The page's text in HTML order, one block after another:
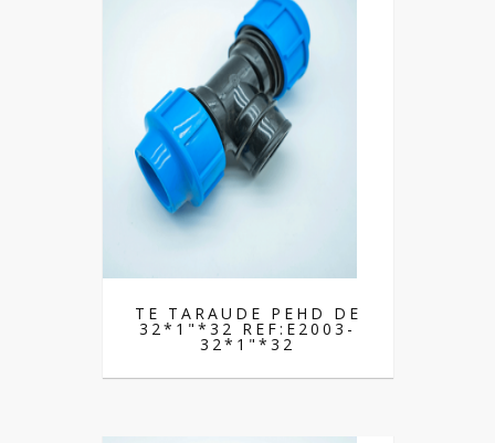
TE TARAUDE PEHD DE
32*1"*32 REF:E2003-
32*1"*32